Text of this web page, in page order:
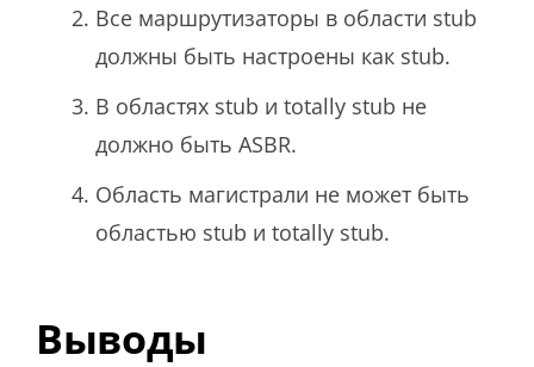
Все маршрутизаторы в области stub
должны быть настроены как stub.
В областях stub и totally stub не
должно быть ASBR.
Область магистрали не может быть
областью stub и totally stub.
Выводы